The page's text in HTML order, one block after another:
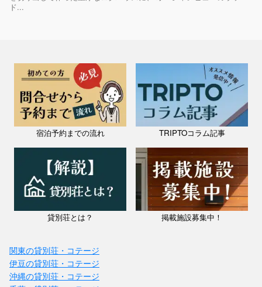
ド...
宿泊予約までの流れ TRIPTOコラム記事
貸別荘とは？ 掲載施設募集中！
関東の貸別荘・コテージ
伊豆の貸別荘・コテージ
沖縄の貸別荘・コテージ